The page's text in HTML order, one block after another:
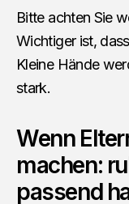
Bitte achten Sie
Wichtiger ist,
Kleine Hände
stark.
Wenn
machen:
passend